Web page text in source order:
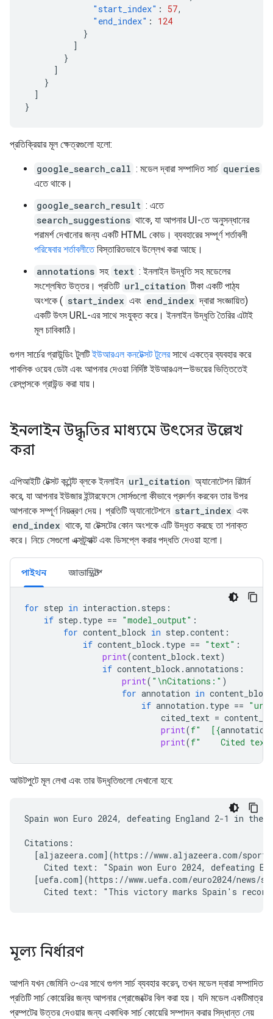
"start_index" : 57,
"end_index" :
124
}
]
}
]
}
]
}
প্রতিক্রিয়ার মূল ক্ষেত্রগুলো হলো:
google_search_call : মডেল দ্বারা সম্পাদিত সার্চ queries
এতে থাকে।
google_search_result : এতে
search_suggestions থাকে, যা আপনার UI-তে অনুসন্ধানের
পরামর্শ দেখানোর জন্য একটি HTML কোড। ব্যবহারের সম্পূর্ণ শর্তাবলী
পরিষেবার শর্তাবলীতেবিস্তারিতভাবে উল্লেখ করা আছে।
annotations সহ text : ইনলাইন উদ্ধৃতি সহ মডেলের
সংশ্লেষিত উত্তর। প্রতিটি url_citation টীকা একটি পাঠ্য
অংশকে ( start_index এবং end_index দ্বারা সংজ্ঞায়িত)
একটি উৎস URL-এর সাথে সংযুক্ত করে। ইনলাইন উদ্ধৃতি তৈরির এটাই
মূল চাবিকাঠি।
গুগল সার্চের গ্রাউন্ডিং টুলটিইউআরএল কনটেক্সট টুলেরসাথে একত্রে ব্যবহার করে
পাবলিক ওয়েব ডেটা এবং আপনার দেওয়া নির্দিষ্ট ইউআরএল—উভয়ের ভিত্তিতেই
রেসপন্সকে গ্রাউন্ড করা যায়।
ইনলাইন উদ্ধৃতির মাধ্যমে উৎসের উল্লেখ
করা
এপিআইটি টেক্সট কন্টেন্ট ব্লকে ইনলাইন url_citation অ্যানোটেশন রিটার্ন
করে, যা আপনার ইউজার ইন্টারফেসে সোর্সগুলো কীভাবে প্রদর্শন করবেন তার উপর
আপনাকে সম্পূর্ণ নিয়ন্ত্রণ দেয়। প্রতিটি অ্যানোটেশনে start_index এবং
end_index থাকে, যা টেক্সটের কোন অংশকে এটি উদ্ধৃত করছে তা শনাক্ত
করে। নিচে সেগুলো এক্সট্র্যাক্ট এবং ডিসপ্লে করার পদ্ধতি দেওয়া হলো।
পাইথন জাভাস্ক্রিপ্ট
for step in interaction . steps :
if step . type == "model_output" :
for content_block in step .content :
if content_block . type == "text" :
print(content_block . text)
if content_block .annotations :
print( " \nCitations:" )
for annotation in content_block
if annotation . type ==
cited_text =
print(f"  [{annotation
print(f"    Cited
আউটপুটে মূল লেখা এবং তার উদ্ধৃতিগুলো দেখানো হবে:
Spain won Euro 2024, defeating England 2-1 in
Citations:
[aljazeera.com](https://www.aljazeera.com/
Cited text: "Spain won Euro 2024, defeating
[uefa.com](https://www.uefa.com/euro2024/news/
মূল্য নির্ধারণ
আপনি যখন জেমিনি ৩-এর সাথে গুগল সার্চ ব্যবহার করেন, তখন মডেল দ্বারা সম্পাদিত
প্রতিটি সার্চ কোয়েরির জন্য আপনার প্রোজেক্টের বিল করা হয়। যদি মডেল একটিমাত্র
প্রম্পটের উত্তর দেওয়ার জন্য একাধিক সার্চ কোয়েরি সম্পাদন করার সিদ্ধান্ত নেয়